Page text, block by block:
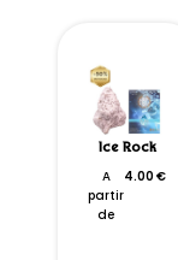
Ice Rock
A
partir
de
4.00 €